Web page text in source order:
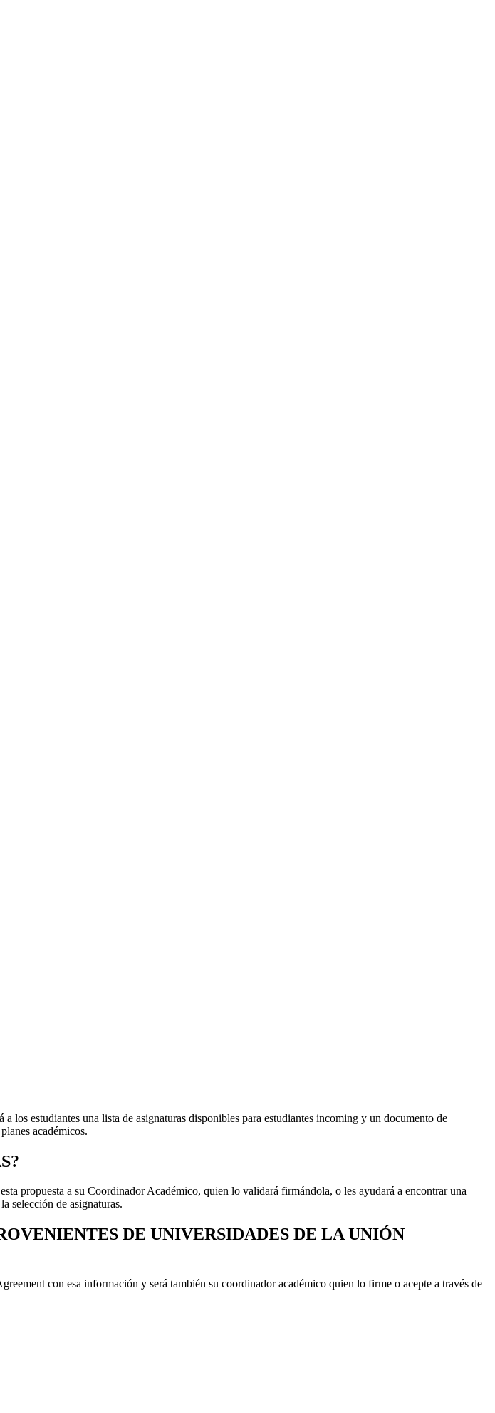
los estudiantes una lista de asignaturas disponibles para estudiantes incoming y un documento de
académicos.
propuesta a su Coordinador Académico, quien lo validará firmándola, o les ayudará a encontrar una
selección de asignaturas.
DE UNIVERSIDADES DE LA UNIÓN
con esa información y será también su coordinador académico quien lo firme o acepte a través de